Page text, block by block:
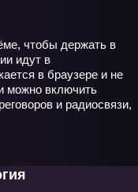
чтобы держать в
идут в
в браузере и не
можно включить
и радиосвязи,